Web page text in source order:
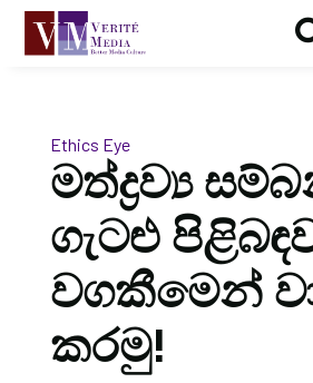
Ethics Eye
මත්ද්‍රව්‍ය
ගැටළු
වගකීමෙන්
කරමු!